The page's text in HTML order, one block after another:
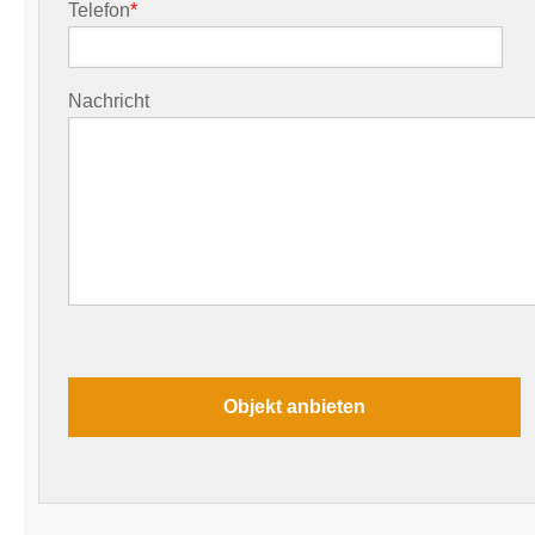
Telefon*
Nachricht